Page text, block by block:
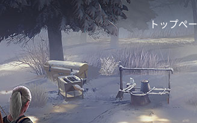
トップペ